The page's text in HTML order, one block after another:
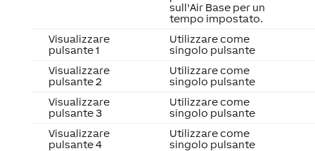
sull'Air Base per un
tempo impostato.
Visualizzare
pulsante 1
Utilizzare come
singolo pulsante
Visualizzare
pulsante 2
Utilizzare come
singolo pulsante
Visualizzare
pulsante 3
Utilizzare come
singolo pulsante
Visualizzare
pulsante 4
Utilizzare come
singolo pulsante